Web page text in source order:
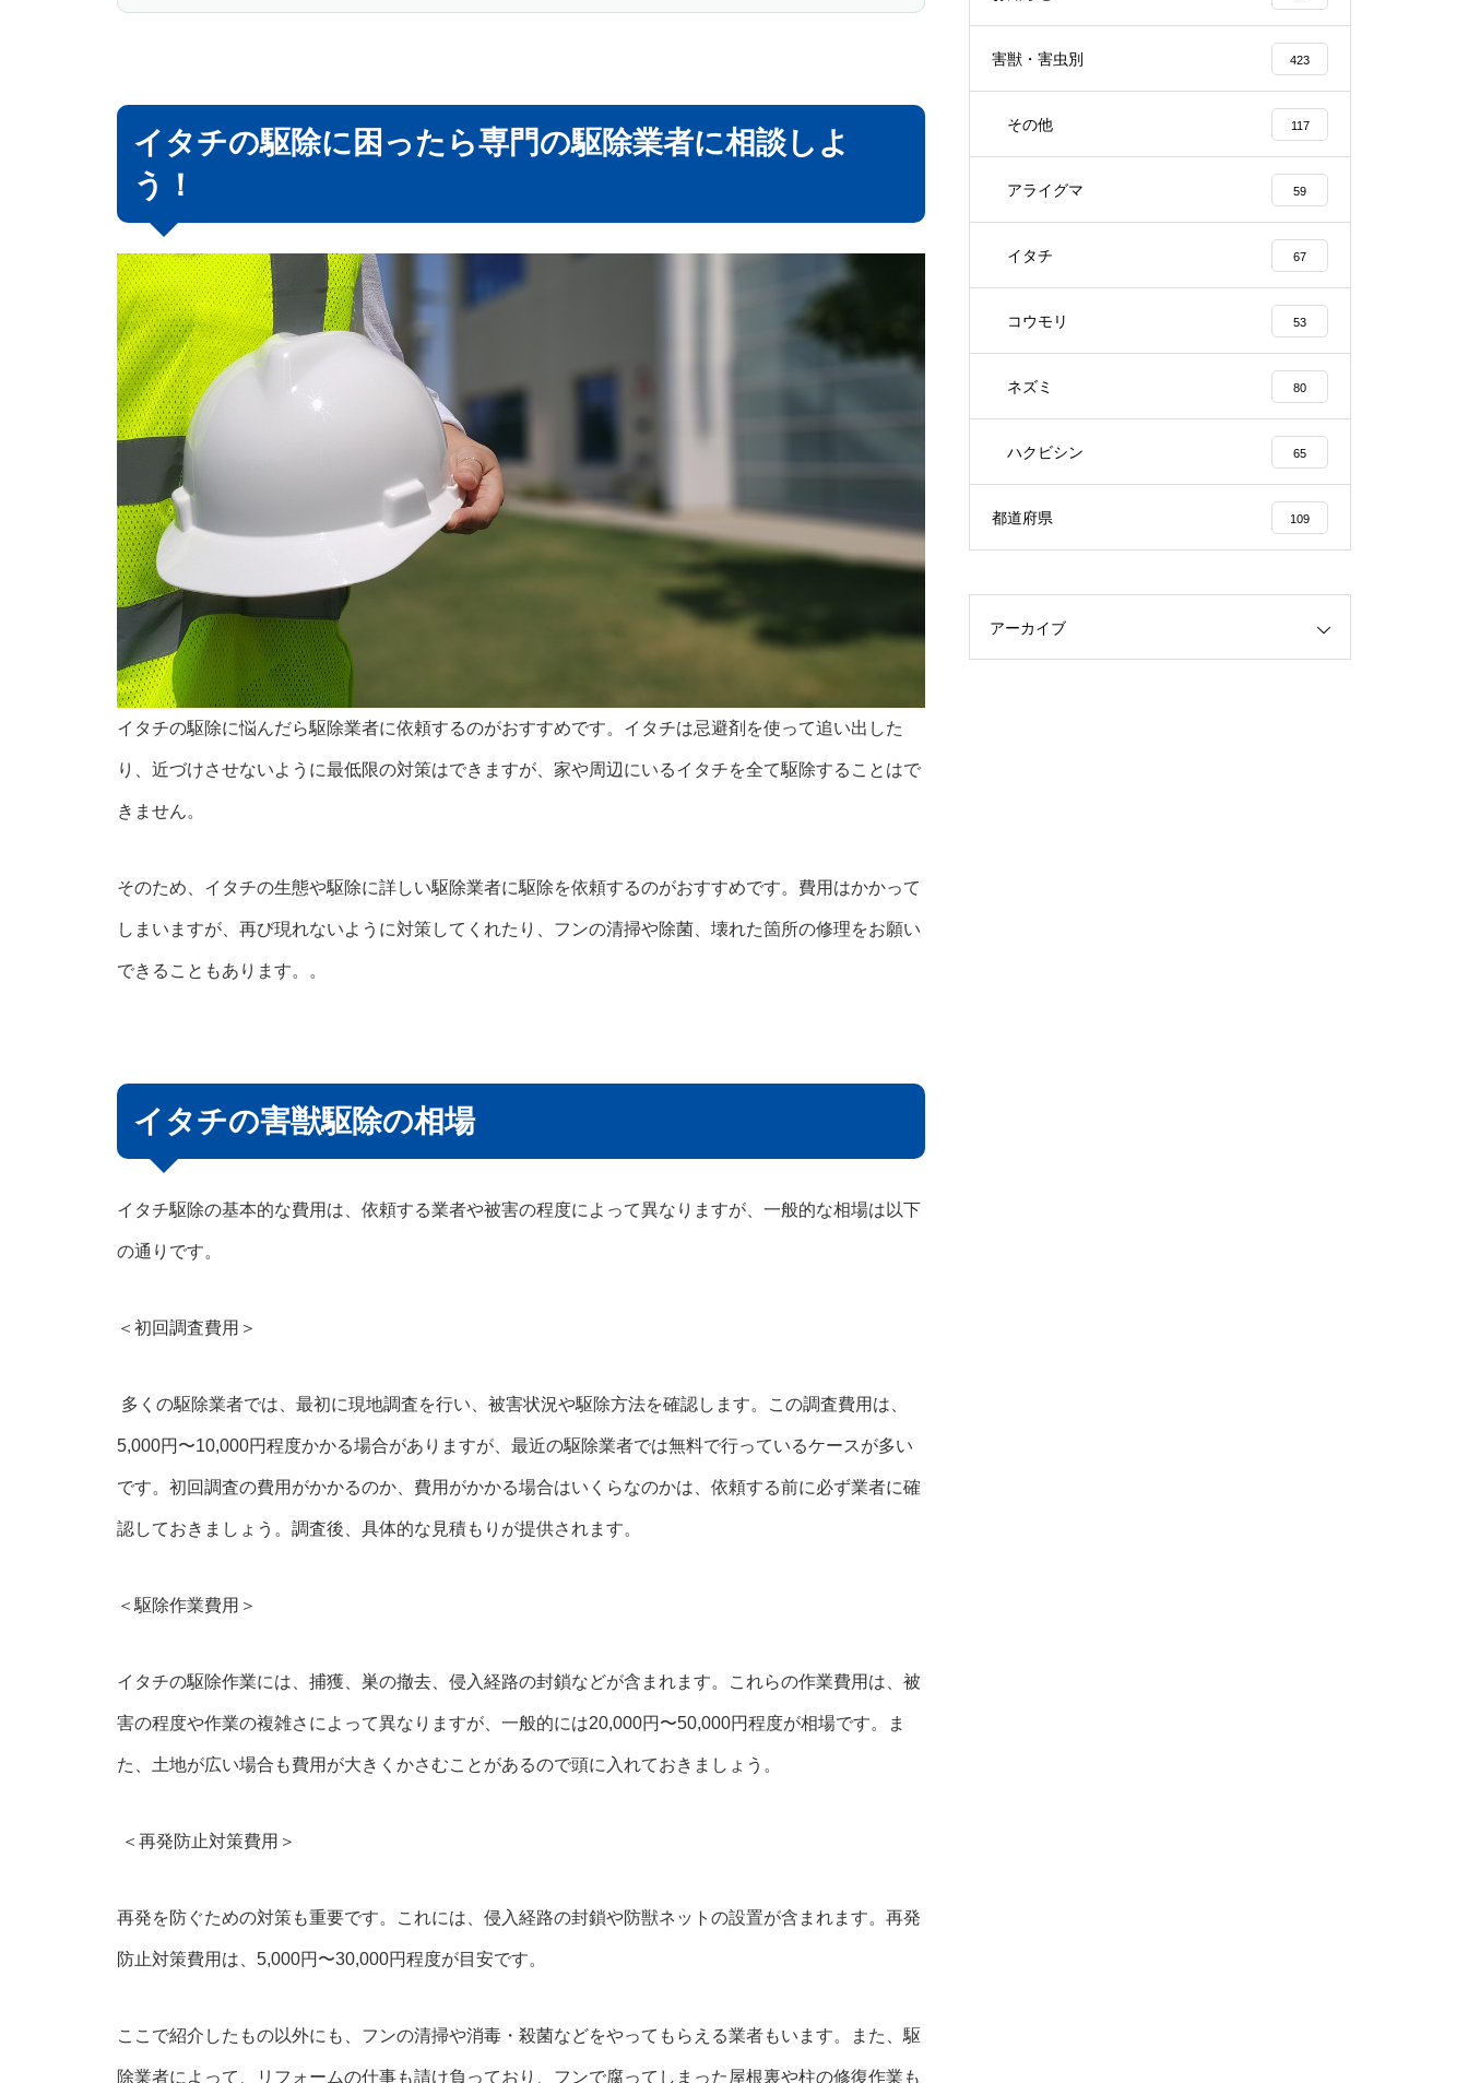
イタチの駆除に困ったら専門の駆除業者に相談しよ
う！
イタチの駆除に悩んだら駆除業者に依頼するのがおすすめです。イタチは忌避剤を使って追い出した
り、近づけさせないように最低限の対策はできますが、家や周辺にいるイタチを全て駆除することはで
きません。
そのため、イタチの生態や駆除に詳しい駆除業者に駆除を依頼するのがおすすめです。費用はかかって
しまいますが、再び現れないように対策してくれたり、フンの清掃や除菌、壊れた箇所の修理をお願い
できることもあります。。
イタチの害獣駆除の相場
イタチ駆除の基本的な費用は、依頼する業者や被害の程度によって異なりますが、一般的な相場は以下
の通りです。
＜初回調査費用＞
多くの駆除業者では、最初に現地調査を行い、被害状況や駆除方法を確認します。この調査費用は、
5,000円〜10,000円程度かかる場合がありますが、最近の駆除業者では無料で行っているケースが多い
です。初回調査の費用がかかるのか、費用がかかる場合はいくらなのかは、依頼する前に必ず業者に確
認しておきましょう。調査後、具体的な見積もりが提供されます。
＜駆除作業費用＞
イタチの駆除作業には、捕獲、巣の撤去、侵入経路の封鎖などが含まれます。これらの作業費用は、被
害の程度や作業の複雑さによって異なりますが、一般的には20,000円〜50,000円程度が相場です。ま
た、土地が広い場合も費用が大きくかさむことがあるので頭に入れておきましょう。
＜再発防止対策費用＞
再発を防ぐための対策も重要です。これには、侵入経路の封鎖や防獣ネットの設置が含まれます。再発
防止対策費用は、5,000円〜30,000円程度が目安です。
ここで紹介したもの以外にも、フンの清掃や消毒・殺菌などをやってもらえる業者もいます。また、駆
除業者によって、リフォームの仕事も請け負っており、フンで腐ってしまった屋根裏や柱の修復作業も
害獣・害虫別 423
その他 117
アライグマ 59
イタチ 67
コウモリ 53
ネズミ 80
ハクビシン 65
都道府県 109
アーカイブ